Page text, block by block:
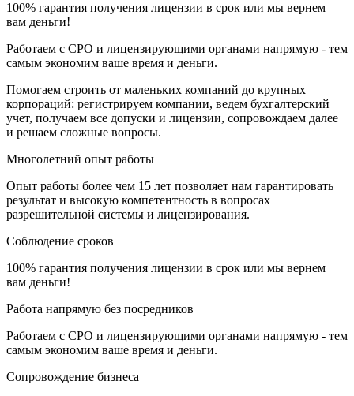
100% гарантия получения лицензии в срок или мы вернем
вам деньги!
Работаем с СРО и лицензирующими органами напрямую - тем
самым экономим ваше время и деньги.
Помогаем строить от маленьких компаний до крупных
корпораций: регистрируем компании, ведем бухгалтерский
учет, получаем все допуски и лицензии, сопровождаем далее
и решаем сложные вопросы.
Многолетний опыт работы
Опыт работы более чем 15 лет позволяет нам гарантировать
результат и высокую компетентность в вопросах
разрешительной системы и лицензирования.
Соблюдение сроков
100% гарантия получения лицензии в срок или мы вернем
вам деньги!
Работа напрямую без посредников
Работаем с СРО и лицензирующими органами напрямую - тем
самым экономим ваше время и деньги.
Сопровождение бизнеса